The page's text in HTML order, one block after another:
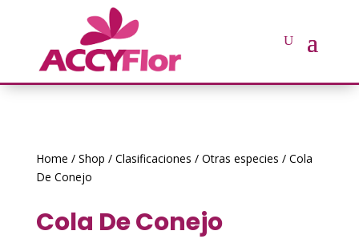
Home / Shop / Clasificaciones / Otras especies / Cola
De Conejo
Cola De Conejo